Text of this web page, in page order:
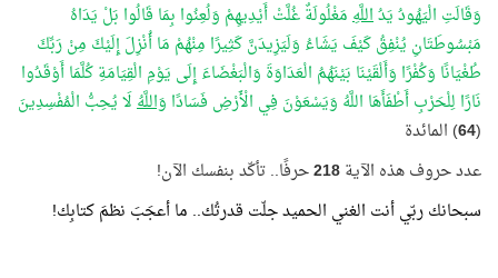
وَقَالَتِ الْيَهُودُ يَدُاللَّهِمَغْلُولَةٌ غُلَّتْ أَيْدِيهِمْ وَلُعِنُوا بِمَا قَالُوا بَلْ يَدَاهُ
مَبْسُوطَتَانِ يُنْفِقُ كَيْفَ يَشَاءُ وَلَيَزِيدَنَّ كَثِيرًا مِنْهُمْ مَا أُنْزِلَ إِلَيْكَ مِنْ رَبِّكَ
طُغْيَانًا وَكُفْرًا وَأَلْقَيْنَا بَيْنَهُمُ الْعَدَاوَةَ وَالْبَغْضَاءَ إِلَى يَوْمِ الْقِيَامَةِ كُلَّمَا أَوْقَدُوا
نَارًا لِلْحَرْبِ أَطْفَأَهَا اللَّهُ وَيَسْعَوْنَ فِي الْأَرْضِ فَسَادًا وَاللَّهُلَا يُحِبُّ الْمُفْسِدِينَ
(
64) المائدة
عدد حروف هذه الآية218حرفًا.. تأكّد بنفسك الآن!
سبحانك ربّي أنت الغني الحميد جلّت قدرتُك.. ما أعجَبَ نظمَ كتابِك!